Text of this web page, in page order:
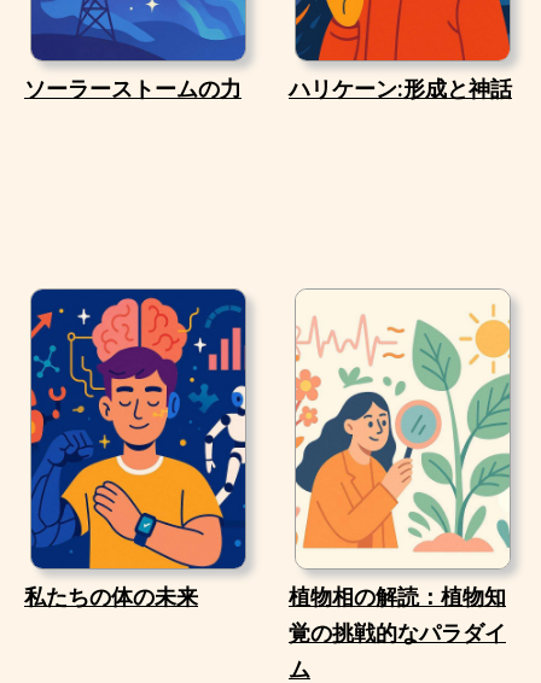
ソーラーストームの力 ハリケーン:形成と神話
私たちの体の未来
植物相の解読：植物知
覚の挑戦的なパラダイ
ム